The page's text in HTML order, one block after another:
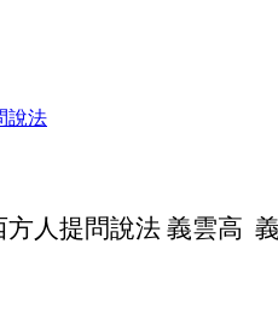
人提問說法 義雲高